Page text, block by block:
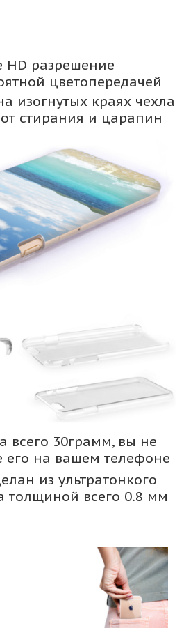
HD разрешение
цветопередачей
изогнутых краях чехла
стирания и царапин
всего 30грамм, вы не
его на вашем телефоне
из ультратонкого
толщиной всего 0.8 мм